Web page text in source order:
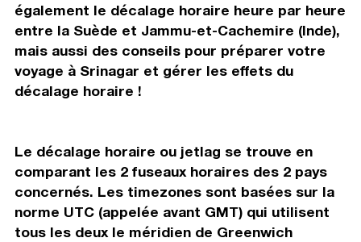
également le décalage horaire heure par heure
entre la Suède et Jammu-et-Cachemire (Inde),
mais aussi des conseils pour préparer votre
voyage à Srinagar et gérer les effets du
décalage horaire !
Le décalage horaire ou jetlag se trouve en
comparant les 2 fuseaux horaires des 2 pays
concernés. Les timezones sont basées sur la
norme UTC (appelée avant GMT) qui utilisent
tous les deux le méridien de Greenwich